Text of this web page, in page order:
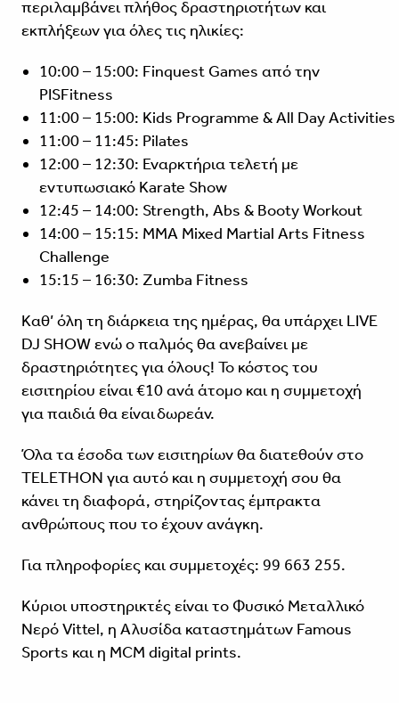
περιλαμβάνει πλήθος δραστηριοτήτων και
εκπλήξεων για όλες τις ηλικίες:
10:00 – 15:00: Finquest Games από την
PISFitness
11:00 – 15:00: Kids Programme & All Day Activities
11:00 – 11:45: Pilates
12:00 – 12:30: Εναρκτήρια τελετή με
εντυπωσιακό Karate Show
12:45 – 14:00: Strength, Abs & Booty Workout
14:00 – 15:15: MMA Mixed Martial Arts Fitness
Challenge
15:15 – 16:30: Zumba Fitness
Καθ’ όλη τη διάρκεια της ημέρας, θα υπάρχει LIVE
DJ SHOW ενώ ο παλμός θα ανεβαίνει με
δραστηριότητες για όλους! Το κόστος του
εισιτηρίου είναι €10 ανά άτομο και η συμμετοχή
για παιδιά θα είναι δωρεάν.
Όλα τα έσοδα των εισιτηρίων θα διατεθούν στο
TELETHON για αυτό και η συμμετοχή σου θα
κάνει τη διαφορά, στηρίζοντας έμπρακτα
ανθρώπους που το έχουν ανάγκη.
Για πληροφορίες και συμμετοχές: 99 663 255.
Κύριοι υποστηρικτές είναι το Φυσικό Μεταλλικό
Νερό Vittel, η Αλυσίδα καταστημάτων Famous
Sports και η MCM digital prints.